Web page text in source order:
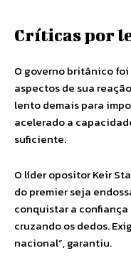
Críticas por
O governo britânico
aspectos de sua
lento demais para
acelerado a
suficiente.
O líder opositor Keir
do premier seja
conquistar a
cruzando os dedos.
nacional”, garantiu.